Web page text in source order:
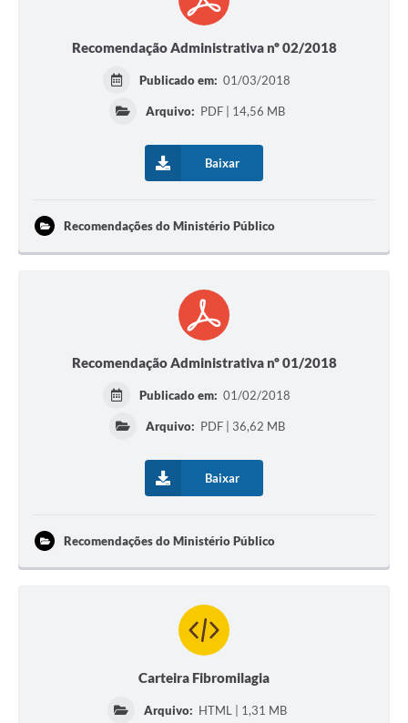
Recomendação Administrativa nº 02/2018
Publicado em: 01/03/2018
Arquivo: PDF | 14,56 MB
Baixar
Recomendações do Ministério Público
Recomendação Administrativa nº 01/2018
Publicado em: 01/02/2018
Arquivo: PDF | 36,62 MB
Baixar
Recomendações do Ministério Público
Carteira Fibromilagia
Arquivo: HTML | 1,31 MB